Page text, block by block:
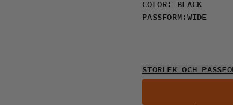
COLOR :
BLACK
PASSFORM : WIDE
STORLEK OCH